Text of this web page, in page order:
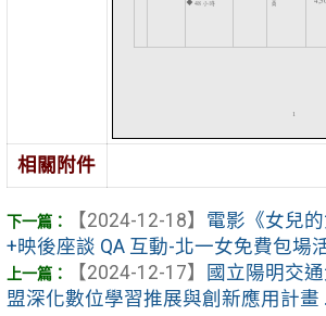
相關附件
【2024-12-18】 電影《女兒
+映後座談 QA 互動-北一女免費包場
【2024-12-17】
國立陽明交
盟深化數位學習推展與創新應用計畫